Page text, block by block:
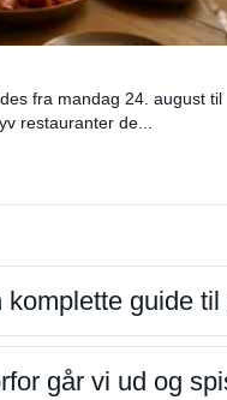
fra mandag 24. august til
restauranter de...
komplette guide
går vi ud og